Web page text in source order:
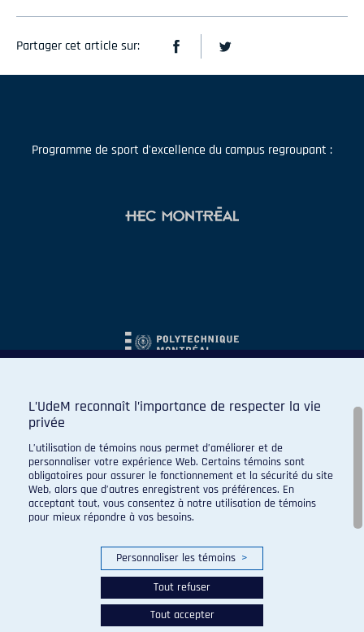
Partager cet article sur:
Programme de sport d'excellence du campus regroupant :
© 2026 Carabins de l'Université de Montréal. Tous droits
L’UdeM reconnaît l’importance de respecter la vie
privée
L’utilisation de témoins nous permet d’améliorer et de
personnaliser votre expérience Web. Certains témoins sont
obligatoires pour assurer le fonctionnement et la sécurité du site
Web, alors que d’autres enregistrent vos préférences. En
acceptant tout, vous consentez à notre utilisation de témoins
pour mieux répondre à vos besoins.
Personnaliser les témoins >
Tout refuser
Tout accepter